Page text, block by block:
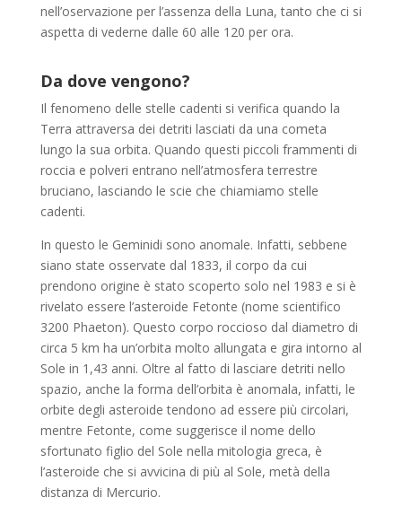
nell’oservazione per l’assenza della Luna, tanto che ci si
aspetta di vederne dalle 60 alle 120 per ora.
Da dove vengono?
Il fenomeno delle stelle cadenti si verifica quando la
Terra attraversa dei detriti lasciati da una cometa
lungo la sua orbita. Quando questi piccoli frammenti di
roccia e polveri entrano nell’atmosfera terrestre
bruciano, lasciando le scie che chiamiamo stelle
cadenti.
In questo le Geminidi sono anomale. Infatti, sebbene
siano state osservate dal 1833, il corpo da cui
prendono origine è stato scoperto solo nel 1983 e si è
rivelato essere l’asteroide Fetonte (nome scientifico
3200 Phaeton). Questo corpo roccioso dal diametro di
circa 5 km ha un’orbita molto allungata e gira intorno al
Sole in 1,43 anni. Oltre al fatto di lasciare detriti nello
spazio, anche la forma dell’orbita è anomala, infatti, le
orbite degli asteroide tendono ad essere più circolari,
mentre Fetonte, come suggerisce il nome dello
sfortunato figlio del Sole nella mitologia greca, è
l’asteroide che si avvicina di più al Sole, metà della
distanza di Mercurio.